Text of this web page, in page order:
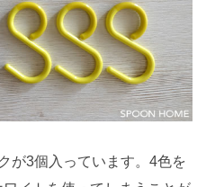
が3個入っています。4色を